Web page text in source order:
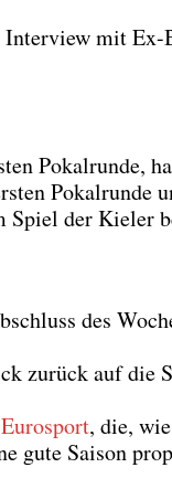
Inter­view mit
Pokal­run­de,
Pokal­run­de
Spiel der Kie­ler
des
zurück auf die
Euro­s­port, die,
gute Sai­son